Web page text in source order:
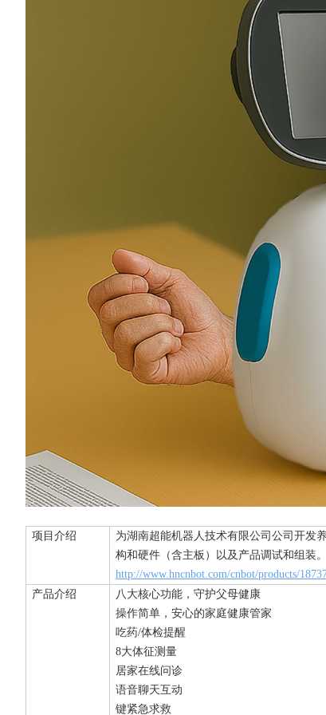
项目介绍 为湖南超能机器人技术有限公司公司开发
构和硬件（含主板）以及产品调试和组装。
http://www.hncnbot.com/cnbot/products/
产品介绍
八大核心功能，守护父母健康
操作简单，安心的家庭健康管家
吃药/体检提醒
8大体征测量
居家在线问诊
语音聊天互动
键紧急求救